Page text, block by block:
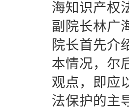
海知识产权
副院长林广
院长首先介
本情况，尔
观点，即应
法保护的主